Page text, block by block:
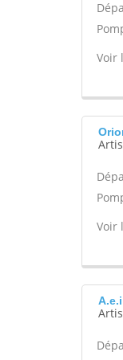
Voir
Voir